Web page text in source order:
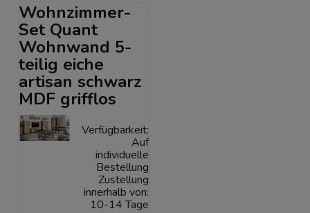
Wohnzimmer-
Set Quant
Wohnwand 5-
teilig eiche
artisan schwarz
MDF grifflos
Verfügbarkeit:
Auf
individuelle
Bestellung
Zustellung
innerhalb von:
10-14 Tage